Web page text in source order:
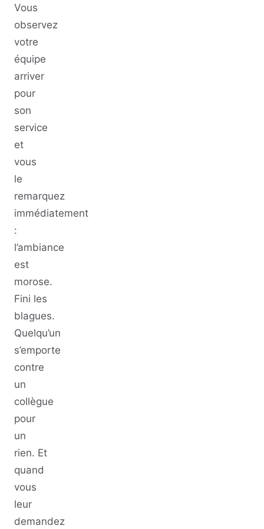
Vous
observez
votre
équipe
arriver
pour
son
service
et
vous
le
remarquez
immédiatement
:
l’ambiance
est
morose.
Fini les
blagues.
Quelqu’un
s’emporte
contre
un
collègue
pour
un
rien. Et
quand
vous
leur
demandez